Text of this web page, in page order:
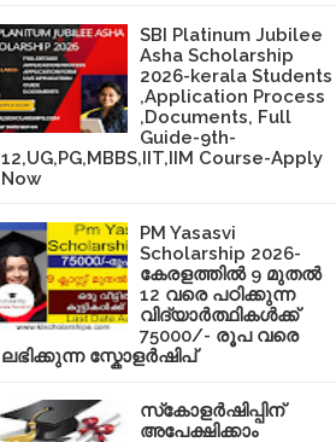
SBI Platinum Jubilee
Asha Scholarship
2026-kerala Students
,Application Process
,Documents, Full
Guide-9th-
12,UG,PG,MBBS,IIT,IIM Course-Apply
Now
PM Yasasvi
Scholarship 2026-
കേരളത്തിൽ 9 മുതൽ
12 വരെ പഠിക്കുന്ന
വിദ്യാർത്ഥികൾക്ക്
75000/- രൂപ വരെ
ലഭിക്കുന്ന സ്കോളർഷിപ്
സ്‌കോളർഷിപ്പിന്
അപേക്ഷിക്കാം